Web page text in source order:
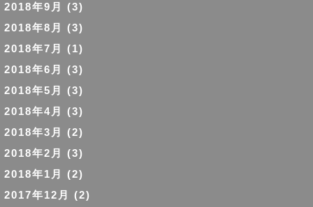
2018年9月
(3)
2018年8月
(3)
2018年7月
(1)
2018年6月
(3)
2018年5月
(3)
2018年4月
(3)
2018年3月
(2)
2018年2月
(3)
2018年1月
(2)
2017年12月
(2)